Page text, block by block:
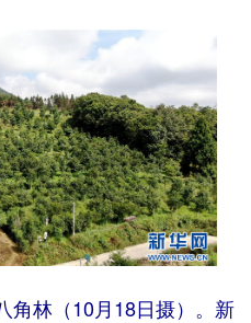
角林（10月18日摄）。新